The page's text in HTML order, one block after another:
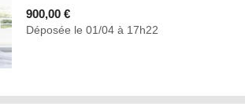
900,00 €
Déposée le 01/04 à 17h22